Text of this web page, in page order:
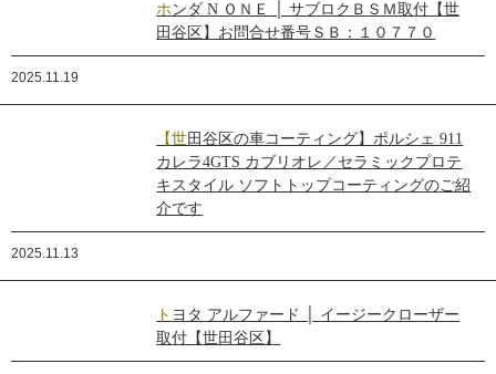
ホンダ N ＯＮＥ │ サブロクＢＳＭ取付【世
田谷区】お問合せ番号ＳＢ：１０７７０
2025.11.19
【世田谷区の車コーティング】ポルシェ 911
カレラ4GTS カブリオレ／セラミックプロテ
キスタイル ソフトトップコーティングのご紹
介です
2025.11.13
トヨタ アルファード │ イージークローザー
取付【世田谷区】